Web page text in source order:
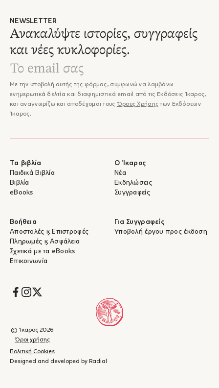
NEWSLETTER
Ανακαλύψτε ιστορίες, συγγραφείς
και νέες κυκλοφορίες.
Με την υποβολή αυτής της φόρμας, συμφωνώ να λαμβάνω
ενημερωτικά δελτία και διαφημιστικά email από τις Εκδόσεις Ίκαρος,
και αναγνωρίζω και αποδέχομαι τους Όρους Χρήσης των Εκδόσεων
Ίκαρος.
Τα βιβλία
Παιδικά Βιβλία
Βιβλία
eBooks
Ο Ίκαρος
Νέα
Εκδηλώσεις
Συγγραφείς
Βοήθεια
Αποστολές & Επιστροφές
Πληρωμές & Ασφάλεια
Σχετικά με τα eBooks
Επικοινωνία
Για Συγγραφείς
Υποβολή έργου προς έκδοση
Socials
© Ίκαρος 2026
Όροι χρήσης
Πολιτική Cookies
Designed and developed by Radial